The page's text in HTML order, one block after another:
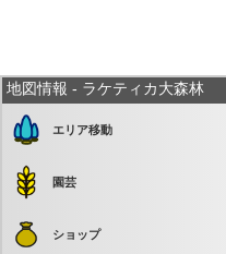
地図情報 - ラケティカ大森林
エリア移動
園芸
ショップ